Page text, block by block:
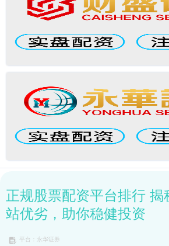
正规股票配资平台排行 揭
站优劣，助你稳健投资
平台：永华证券